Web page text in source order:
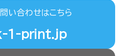
い合わせはこちら
1-print.jp